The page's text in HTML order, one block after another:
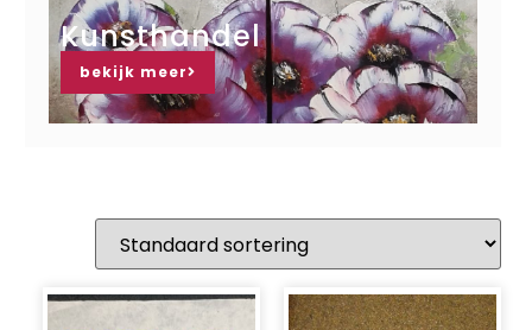
Kunsthandel
bekijk meer